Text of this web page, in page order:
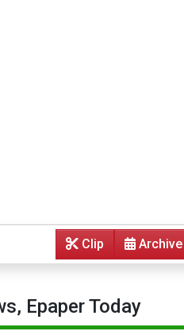
Archive
Clip
Epaper Today